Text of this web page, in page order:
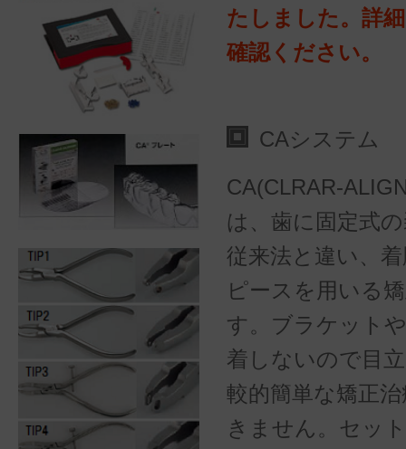
たしました。詳
確認ください。
CAシステム
CA(CLRAR-
は、歯に固定式
従来法と違い、
ピースを用いる
す。ブラケット
着しないので目
較的簡単な矯正
きません。セッ